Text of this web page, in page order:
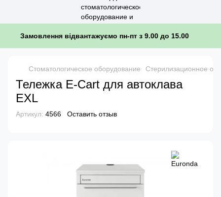
Замовлення відвантажуємо пн-пт з 9.00 до 15.00
Стоматологическое оборудование Стерилизационное
Тележка E-Cart для автоклава
EXL
Артикул: 4566 Оставить отзыв